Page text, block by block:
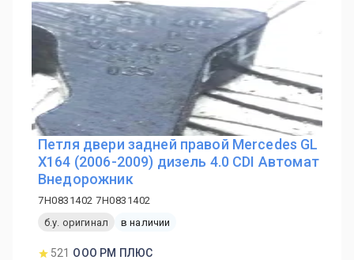
Петля двери задней правой Mercedes GL
X164 (2006-2009) дизель 4.0 CDI Автомат
Внедорожник
7H0831402 7H0831402
б.у. оригинал
в наличии
521 ООО РМ ПЛЮС